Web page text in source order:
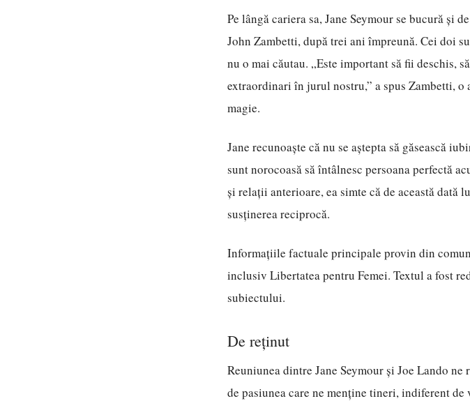
Pe lângă cariera sa, Jane Seymour se bucură și
John Zambetti, după trei ani împreună. Cei doi
nu o mai căutau. „Este important să fii deschis,
extraordinari în jurul nostru,” a spus Zambetti, o
magie.
Jane recunoaște că nu se aștepta să găsească
sunt norocoasă să întâlnesc persoana perfectă
și relații anterioare, ea simte că de această
susținerea reciprocă.
Informațiile factuale principale provin din
inclusiv Libertatea pentru Femei. Textul a fost
subiectului.
De reținut
Reuniunea dintre Jane Seymour și Joe Lando
de pasiunea care ne menține tineri, indiferent